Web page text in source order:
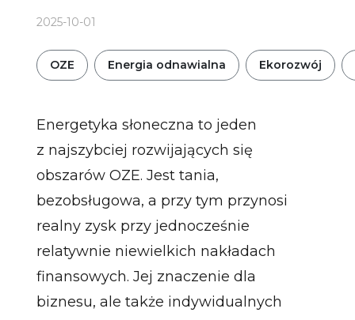
2025-10-01
OZE Energia odnawialna Ekorozwój
Energetyka słoneczna to jeden
z najszybciej rozwijających się
obszarów OZE. Jest tania,
bezobsługowa, a przy tym przynosi
realny zysk przy jednocześnie
relatywnie niewielkich nakładach
finansowych. Jej znaczenie dla
biznesu, ale także indywidualnych